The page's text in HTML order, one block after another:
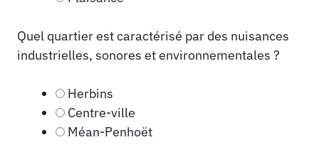
Quel quartier est caractérisé par des nuisances
industrielles, sonores et environnementales ?
Herbins
Centre-ville
Méan-Penhoët